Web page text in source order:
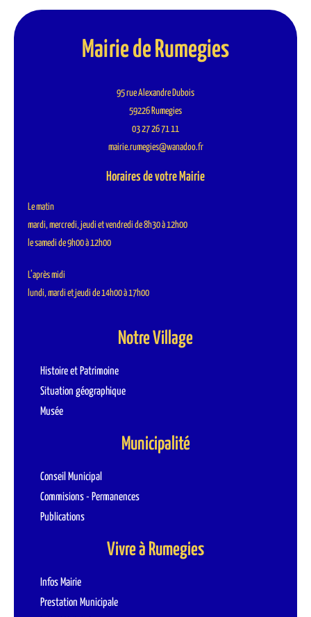
Mairie de Rumegies
95 rue Alexandre Dubois
59226 Rumegies
03 27 26 71 11
mairie.rumegies@wanadoo.fr
Horaires de votre Mairie
Le matin
mardi, mercredi, jeudi et vendredi de 8h30 à 12h00
le samedi de 9h00 à 12h00
L’après midi
lundi, mardi et jeudi de 14h00 à 17h00
Notre Village
Histoire et Patrimoine
Situation géographique
Musée
Municipalité
Conseil Municipal
Commisions - Permanences
Publications
Vivre à Rumegies
Infos Mairie
Prestation Municipale